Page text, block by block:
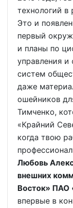
технологий в
Это и
первый
и планы по
управления и
систем
даже
ошейников
Тимченко,
«Крайний
когда твою
Любовь
внешних
Восток» ПАО
впервые в